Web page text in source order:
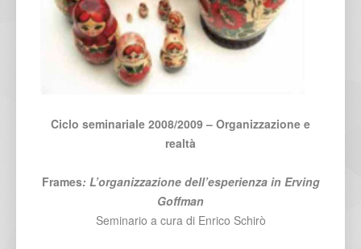
Ciclo seminariale 2008/2009 – Organizzazione e
realtà
Frames: L’organizzazione dell’esperienza in Erving
Goffman
Seminario a cura di Enrico Schirò